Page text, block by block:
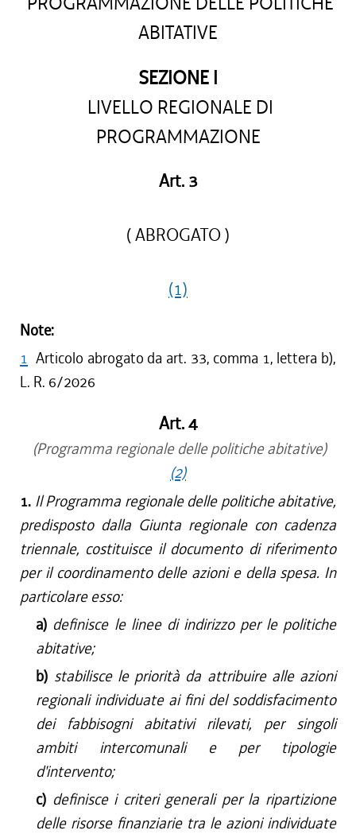
ABITATIVE
SEZIONE I
LIVELLO REGIONALE DI
PROGRAMMAZIONE
Art. 3
( ABROGATO )
(1)
Note:
1 Articolo abrogato da art. 33, comma 1, lettera b),
L. R. 6/2026
Art. 4
(Programma regionale delle politiche abitative)
(2)
1. Il Programma regionale delle politiche abitative,
predisposto dalla Giunta regionale con cadenza
triennale, costituisce il documento di riferimento
per il coordinamento delle azioni e della spesa. In
particolare esso:
a) definisce le linee di indirizzo per le politiche
abitative;
b) stabilisce le priorità da attribuire alle azioni
regionali individuate ai fini del soddisfacimento
dei fabbisogni abitativi rilevati, per singoli
ambiti intercomunali e per tipologie
d'intervento;
c) definisce i criteri generali per la ripartizione
delle risorse finanziarie tra le azioni individuate